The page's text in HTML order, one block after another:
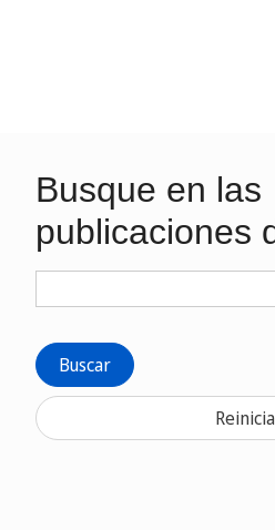
Busque en las
publicaciones
Buscar